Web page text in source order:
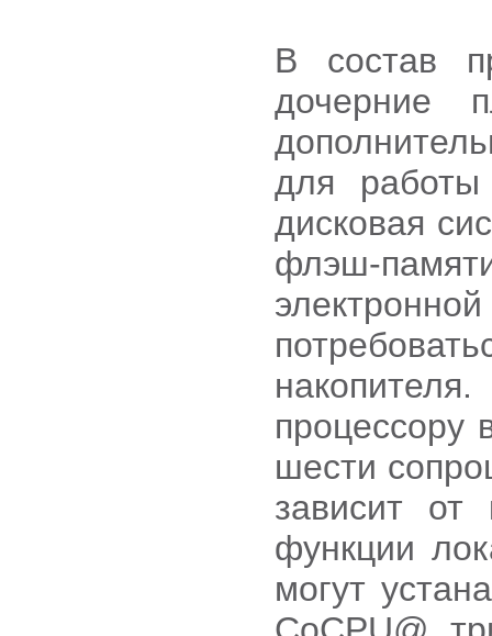
В состав
дочерние
для работы
дисковая
флэш-
процессору
шести
зависит от
функции
могут